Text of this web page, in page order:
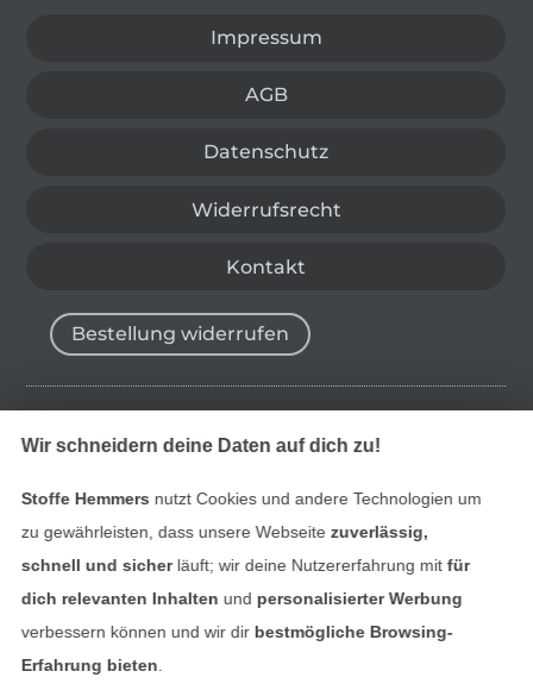
Impressum
AGB
Datenschutz
Widerrufsrecht
Kontakt
Bestellung widerrufen
Finde mehr Inspiration
Wir schneidern deine Daten auf dich zu!
Stoffe Hemmers nutzt Cookies und andere Technologien um
zu gewährleisten, dass unsere Webseite zuverlässig,
schnell und sicherläuft; wir deine Nutzererfahrung mitfür
dich relevanten Inhalten und personalisierter Werbung
verbessern können und wir dir bestmögliche Browsing-
Erfahrung bieten